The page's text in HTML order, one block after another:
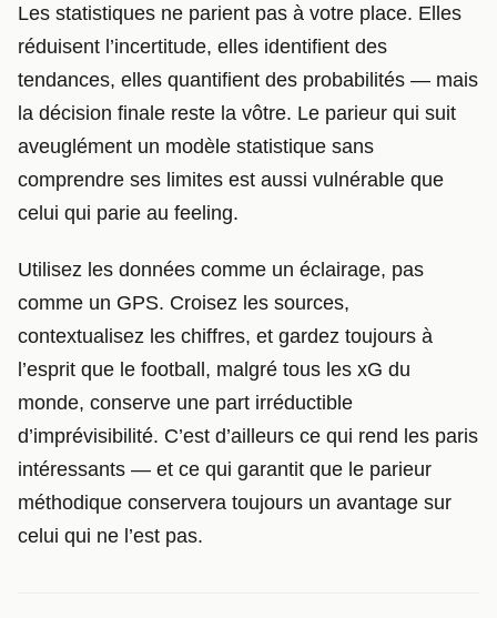
Les statistiques ne parient pas à votre place. Elles
réduisent l’incertitude, elles identifient des
tendances, elles quantifient des probabilités — mais
la décision finale reste la vôtre. Le parieur qui suit
aveuglément un modèle statistique sans
comprendre ses limites est aussi vulnérable que
celui qui parie au feeling.
Utilisez les données comme un éclairage, pas
comme un GPS. Croisez les sources,
contextualisez les chiffres, et gardez toujours à
l’esprit que le football, malgré tous les xG du
monde, conserve une part irréductible
d’imprévisibilité. C’est d’ailleurs ce qui rend les paris
intéressants — et ce qui garantit que le parieur
méthodique conservera toujours un avantage sur
celui qui ne l’est pas.